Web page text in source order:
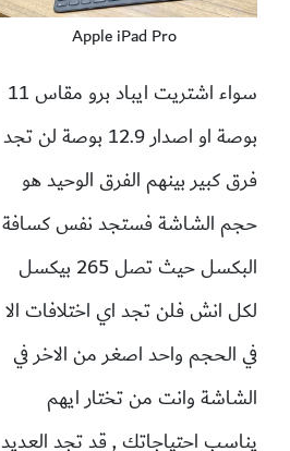
Apple iPad Pro
سواء اشتريت ايباد برو مقاس 11
بوصة او اصدار 12.9 بوصة لن تجد
فرق كبير بينهم الفرق الوحيد هو
حجم الشاشة فستجد نفس كسافة
البكسل حيث تصل 265 بيكسل
لكل انش فلن تجد اي اختلافات الا
في الحجم واحد اصغر من الاخر في
الشاشة وانت من تختار ايهم
يناسب احتياجاتك , قد تجد العديد